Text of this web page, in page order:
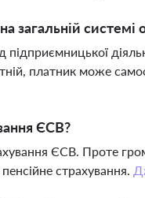
загальній системі
платник може
ЄСВ?
ЄСВ. Проте
страхування.